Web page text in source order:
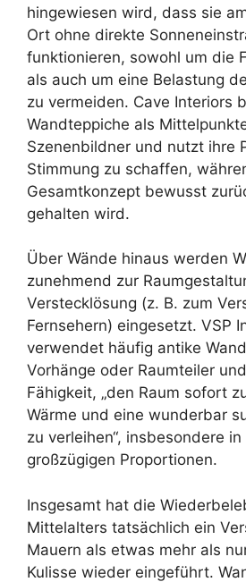
hingewiesen wird, dass sie
Ort ohne direkte
funktionieren, sowohl um die
als auch um eine Belastung
zu vermeiden. Cave Interiors
Wandteppiche als
Szenenbildner und nutzt ihre
Stimmung zu schaffen,
Gesamtkonzept bewusst
gehalten wird.
Über Wände hinaus werden
zunehmend zur
Verstecklösung (z. B. zum
Fernsehern) eingesetzt. VSP
verwendet häufig antike
Vorhänge oder Raumteiler
Fähigkeit, „den Raum sofort
Wärme und eine wunderbar
zu verleihen“, insbesondere
großzügigen Proportionen.
Insgesamt hat die
Mittelalters tatsächlich ein
Mauern als etwas mehr als
Kulisse wieder eingeführt.